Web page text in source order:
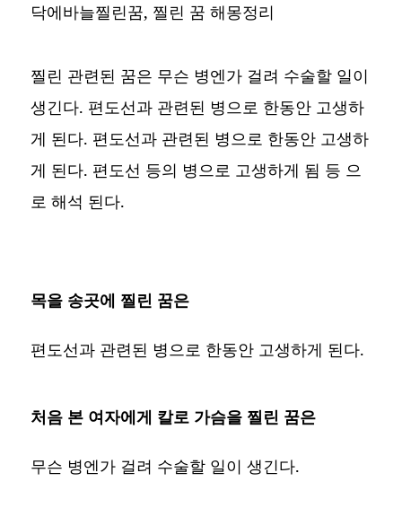
닥에바늘찔린꿈, 찔린 꿈 해몽정리
찔린 관련된 꿈은 무슨 병엔가 걸려 수술할 일이
생긴다. 편도선과 관련된 병으로 한동안 고생하
게 된다. 편도선과 관련된 병으로 한동안 고생하
게 된다. 편도선 등의 병으로 고생하게 됨 등 으
로 해석 된다.
목을 송곳에 찔린 꿈은
편도선과 관련된 병으로 한동안 고생하게 된다.
처음 본 여자에게 칼로 가슴을 찔린 꿈은
무슨 병엔가 걸려 수술할 일이 생긴다.